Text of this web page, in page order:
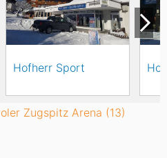
Hofherr Sport
Zugspitz Arena (13)